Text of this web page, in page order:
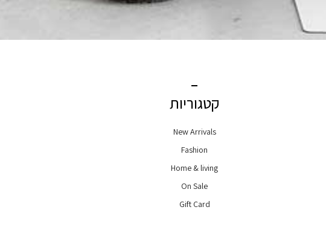
קטגוריות
New Arrivals
Fashion
Home & living
On Sale
Gift Card